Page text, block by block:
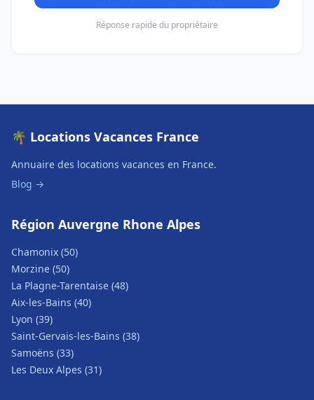
Réponse rapide du propriétaire
🌴 Locations Vacances France
Annuaire des locations vacances en France.
Blog →
Région Auvergne Rhone Alpes
Chamonix (50)
Morzine (50)
La Plagne-Tarentaise (48)
Aix-les-Bains (40)
Lyon (39)
Saint-Gervais-les-Bains (38)
Samoëns (33)
Les Deux Alpes (31)